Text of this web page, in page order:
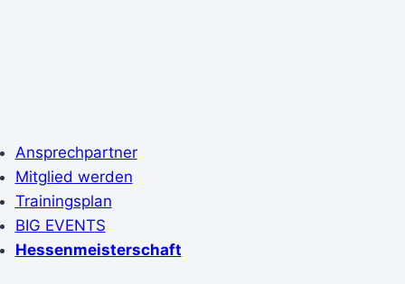
Ansprechpartner
Mitglied werden
Trainingsplan
BIG EVENTS
Hessenmeisterschaft